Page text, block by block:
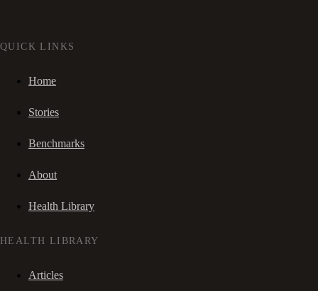
QUICK LINKS
Home
Stories
Benchmarks
About
Health Library
HEALTH LIBRARY
Articles